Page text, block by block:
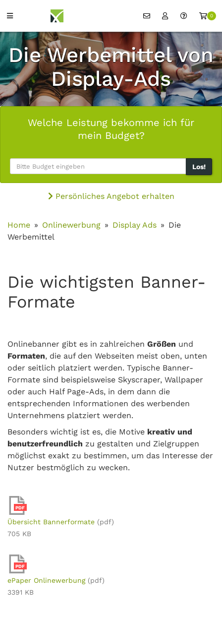
0
Die Werbemittel von
Display-Ads
Welche Leistung bekomme ich für
mein Budget?
Los!
Persönliches Angebot erhalten
Home Onlinewerbung Display Ads
Die
Werbemittel
Die wichtigsten Banner-
Formate
Onlinebanner gibt es in zahlreichen Größen und
Formaten, die auf den Webseiten meist oben, unten
oder seitlich platziert werden. Typische Banner-
Formate sind beispielsweise Skyscraper, Wallpaper
oder auch Half Page-Ads, in dem dann die
entsprechenden Informationen des werbenden
Unternehmens platziert werden.
Besonders wichtig ist es, die Motive kreativ und
benutzerfreundlich zu gestalten und Zielgruppen
möglichst exakt zu bestimmen, um das Interesse der
Nutzer bestmöglich zu wecken.
PDF
Übersicht Bannerformate (pdf)
705 KB
PDF
ePaper Onlinewerbung (pdf)
3391 KB